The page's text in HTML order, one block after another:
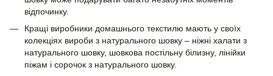
відпочинку.
Кращі виробники домашнього текстилю мають у своїх
колекціях вироби з натурального шовку – ніжні халати з
натурального шовку, шовкова постільну білизну, лінійки
піжам і сорочок з натурального шовку.